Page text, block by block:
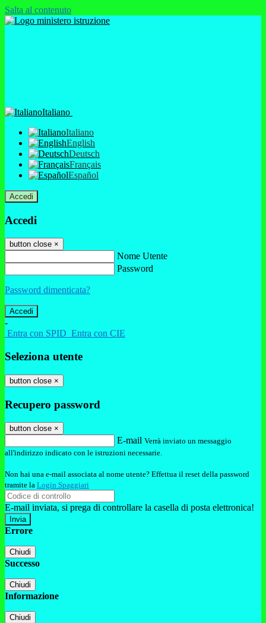
Salta al contenuto
Italiano
Italiano
English
Deutsch
Français
Español
Accedi
Accedi
button close ×
Nome Utente
Password
Password dimenticata?
-
Entra con SPID Entra con CIE
Seleziona utente
button close ×
Recupero password
button close ×
E-mail Verrà inviato un messaggio
all'indirizzo indicato con le istruzioni necessarie.
Non hai una e-mail associata al nome utente? Effettua il reset della password
tramite la Login Spaggiari
E-mail inviata, si prega di controllare la casella di posta elettronica!
Errore
Chiudi
Successo
Chiudi
Informazione
Chiudi